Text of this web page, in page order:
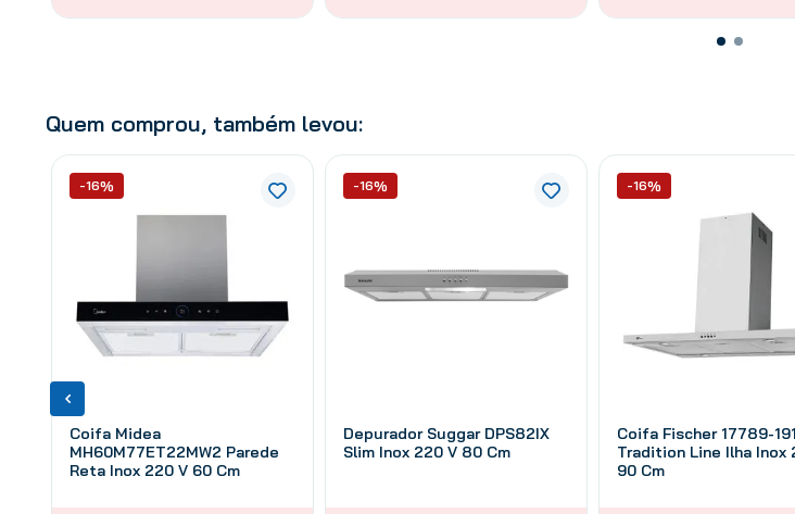
Quem comprou, também levou:
Coifa Midea
MH60M77ET22MW2 Parede
Reta Inox 220 V 60 Cm
-16%
Depurador Suggar DPS82IX
Slim Inox 220 V 80 Cm
-16%
Coifa Fischer 17789-
Tradition Line Ilha Inox
90 Cm
-16%